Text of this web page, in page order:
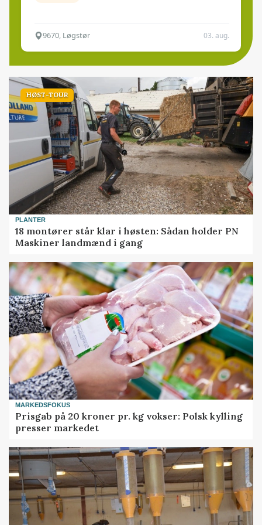
9670, Løgstør 03. aug.
HØST-TOUR
PLANTER
18 montører står klar i høsten: Sådan holder PN
Maskiner landmænd i gang
MARKEDSFOKUS
Prisgab på 20 kroner pr. kg vokser: Polsk kylling
presser markedet